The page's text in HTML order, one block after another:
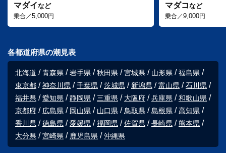
マダイなど
乗合／5,000円
マダコなど
乗合／9,000円
各都道府県の潮見表
北海道 青森県 岩手県 秋田県 宮城県 山形県
福島県
東京都
神奈川県 千葉県 茨城県 新潟県 富山県
石川県
福井県
愛知県 静岡県 三重県 大阪府 兵庫県
和歌山県
京都府
広島県 岡山県 山口県 鳥取県 島根県
高知県
香川県
徳島県 愛媛県 福岡県 佐賀県 長崎県
熊本県
大分県
宮崎県 鹿児島県 沖縄県